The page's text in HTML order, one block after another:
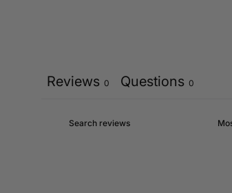
Reviews 0 Questions 0